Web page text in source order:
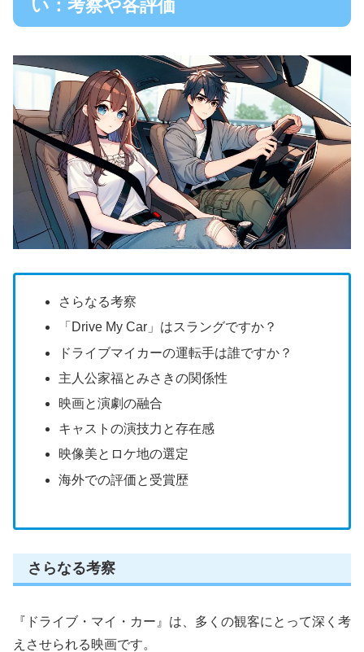
い：考察や各評価
さらなる考察
「Drive My Car」はスラングですか？
ドライブマイカーの運転手は誰ですか？
主人公家福とみさきの関係性
映画と演劇の融合
キャストの演技力と存在感
映像美とロケ地の選定
海外での評価と受賞歴
さらなる考察
『ドライブ・マイ・カー』は、多くの観客にとって深く考
えさせられる映画です。